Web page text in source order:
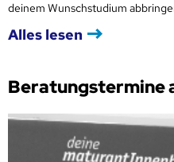
deinem Wunschstudium
Alles lesen
Beratungstermine